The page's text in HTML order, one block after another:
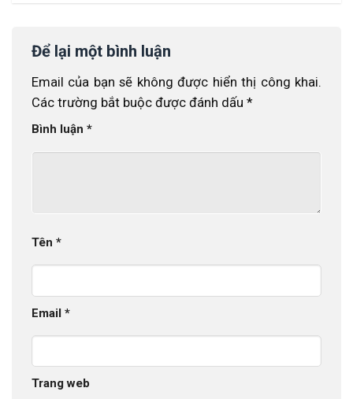
Để lại một bình luận
Email của bạn sẽ không được hiển thị công khai.
Các trường bắt buộc được đánh dấu *
Bình luận *
Tên *
Email *
Trang web